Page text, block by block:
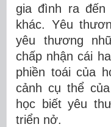
gia đình ra đến
khác. Yêu
yêu thương
chấp nhận cái
phiền toái của
cảnh cụ thể
học biết yêu
triển nở.